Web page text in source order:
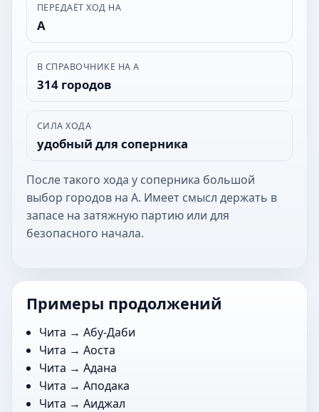
ПЕРЕДАЁТ ХОД НА
А
В СПРАВОЧНИКЕ НА А
314 городов
СИЛА ХОДА
удобный для соперника
После такого хода у соперника большой
выбор городов на А. Имеет смысл держать в
запасе на затяжную партию или для
безопасного начала.
Примеры продолжений
Чита →Абу-Даби
Чита →Аоста
Чита →Адана
Чита →Аподака
Чита →Аиджал